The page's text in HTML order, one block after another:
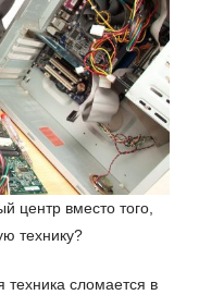
центр вместо того,
технику?
техника сломается в